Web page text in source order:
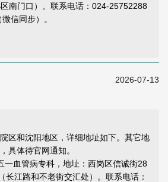
南门口）。联系电话：024-25752288
信同步）。
2026-07-13
区和沈阳地区，详细地址如下。其它地
具体待官网通知。
管病专科，地址：西岗区信诚街28
长江路和不老街交汇处）。联系电话：